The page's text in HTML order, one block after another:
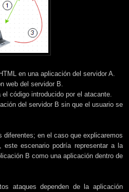
en una aplicación del servidor A.
web del servidor B.
código introducido por el atacante.
del servidor B sin que el usuario se
en el caso que explicaremos
escenario podría representar a la
B como una aplicación dentro de
ataques dependen de la aplicación